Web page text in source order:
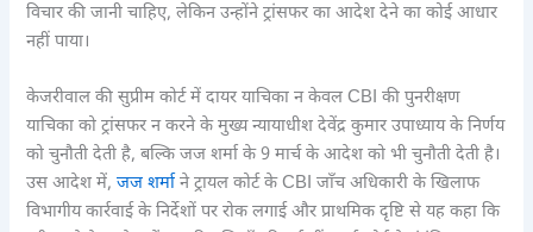
विचार की जानी चाहिए, लेकिन उन्होंने ट्रांसफर का आदेश देने का कोई आधार
नहीं पाया।
केजरीवाल की सुप्रीम कोर्ट में दायर याचिका न केवल CBI की पुनरीक्षण
याचिका को ट्रांसफर न करने के मुख्य न्यायाधीश देवेंद्र कुमार उपाध्याय के निर्णय
को चुनौती देती है, बल्कि जज शर्मा के 9 मार्च के आदेश को भी चुनौती देती है।
उस आदेश में, जज शर्मा ने ट्रायल कोर्ट के CBI जाँच अधिकारी के खिलाफ
विभागीय कार्रवाई के निर्देशों पर रोक लगाई और प्राथमिक दृष्टि से यह कहा कि